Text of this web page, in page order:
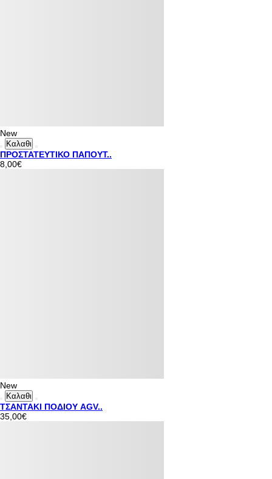
New
Καλαθι
ΠΡΟΣΤΑΤΕΥΤΙΚΟ ΠΑΠΟΥΤ..
8,00€
New
Καλαθι
ΤΣΑΝΤΑΚΙ ΠΟΔΙΟΥ AGV..
35,00€